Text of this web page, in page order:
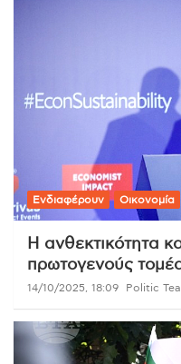
Ενδιαφέρουν Οικονομία
Η ανθεκτικότητα
πρωτογενούς
14/10/2025, 18:09 Politic